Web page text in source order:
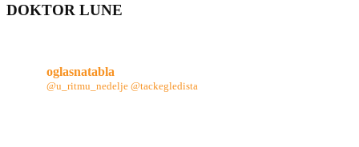
DOKTOR LUNE
oglasnatabla
@u_ritmu_nedelje @tackegledista